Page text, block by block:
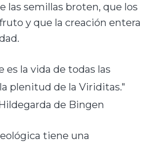
las semillas broten, que los
y que la creación entera
es la vida de todas las
plenitud de la Viriditas."
de Bingen
tiene una